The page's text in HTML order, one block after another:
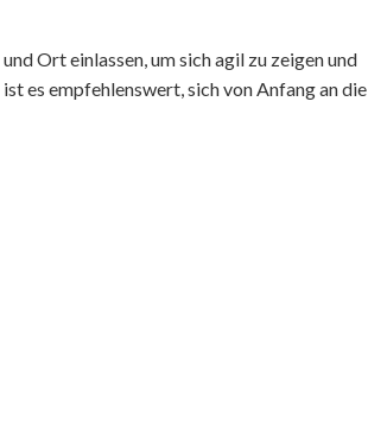
Ort einlassen, um sich agil zu zeigen und
es empfehlenswert, sich von Anfang an die